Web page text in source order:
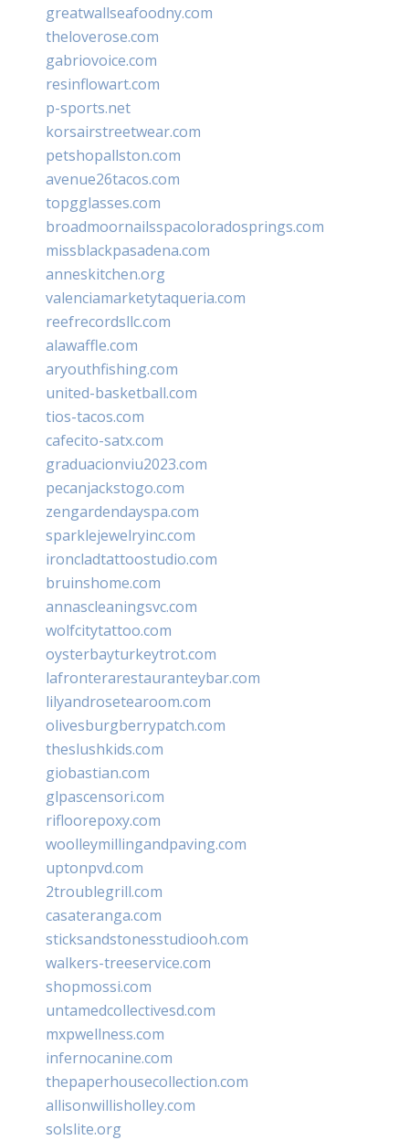
greatwallseafoodny.com
theloverose.com
gabriovoice.com
resinflowart.com
p-sports.net
korsairstreetwear.com
petshopallston.com
avenue26tacos.com
topgglasses.com
broadmoornailsspacoloradosprings.com
missblackpasadena.com
anneskitchen.org
valenciamarketytaqueria.com
reefrecordsllc.com
alawaffle.com
aryouthfishing.com
united-basketball.com
tios-tacos.com
cafecito-satx.com
graduacionviu2023.com
pecanjackstogo.com
zengardendayspa.com
sparklejewelryinc.com
ironcladtattoostudio.com
bruinshome.com
annascleaningsvc.com
wolfcitytattoo.com
oysterbayturkeytrot.com
lafronterarestauranteybar.com
lilyandrosetearoom.com
olivesburgberrypatch.com
theslushkids.com
giobastian.com
glpascensori.com
rifloorepoxy.com
woolleymillingandpaving.com
uptonpvd.com
2troublegrill.com
casateranga.com
sticksandstonesstudiooh.com
walkers-treeservice.com
shopmossi.com
untamedcollectivesd.com
mxpwellness.com
infernocanine.com
thepaperhousecollection.com
allisonwillisholley.com
solslite.org